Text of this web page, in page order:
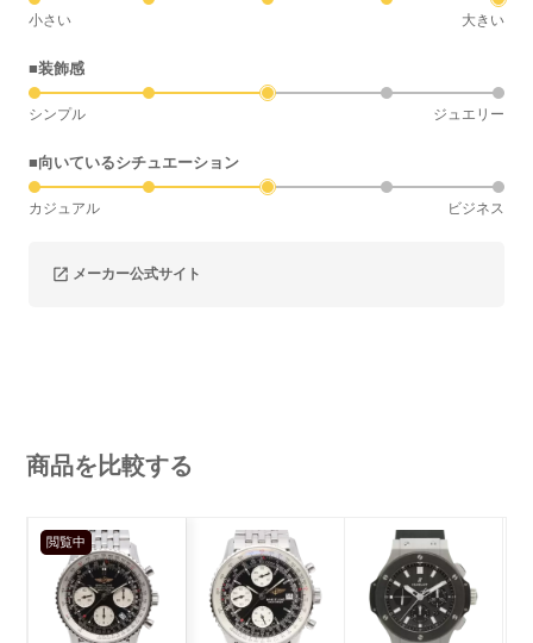
小さい 大きい
■装飾感
シンプル ジュエリー
■向いているシチュエーション
カジュアル ビジネス
メーカー公式サイト
商品を比較する
閲覧中